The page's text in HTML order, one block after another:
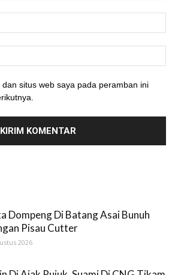
situs web saya pada peramban ini
Dompeng Di Batang Asai Bunuh
Pisau Cutter
2026